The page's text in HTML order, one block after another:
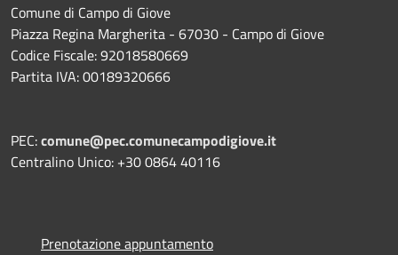
Comune di Campo di Giove
Piazza Regina Margherita - 67030 - Campo di Giove
Codice Fiscale: 92018580669
Partita IVA: 00189320666
PEC:comune@pec.comunecampodigiove.it
Centralino Unico: +30 0864 40116
Prenotazione appuntamento